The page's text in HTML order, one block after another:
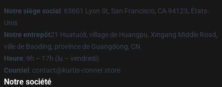
Notre siège social : 63601 Lyon St, San Francisco, CA 94123, États-
Unis
Notre entrepôt21 Huatuoli, village de Huangpu, Xingang Middle Road,
ville de Baoding, province de Guangdong, CN
Heure: 9h – 17h (lu – vendredi)
Courriel : contact@kurtis-conner.store
Notre société